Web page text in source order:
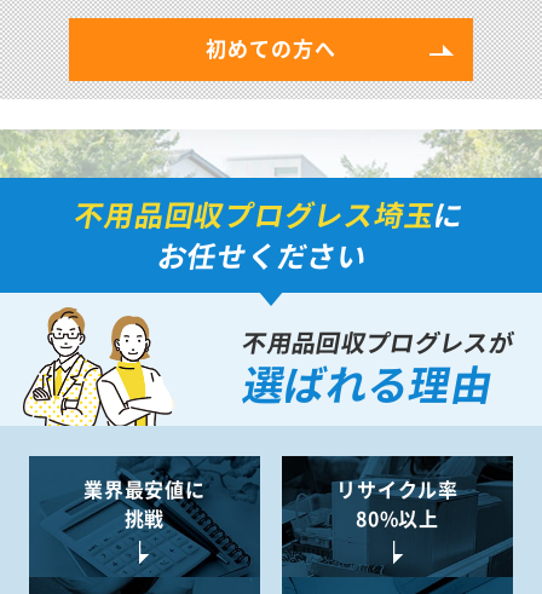
初めての方へ
不用品回収プログレス埼玉に
お任せください
不用品回収プログレスが
選ばれる理由
業界最安値に
挑戦
リサイクル率
80%以上